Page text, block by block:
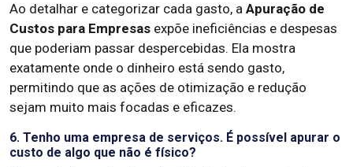
Ao detalhar e categorizar cada gasto, a Apuração de
Custos para Empresas expõe ineficiências e despesas
que poderiam passar despercebidas. Ela mostra
exatamente onde o dinheiro está sendo gasto,
permitindo que as ações de otimização e redução
sejam muito mais focadas e eficazes.
6. Tenho uma empresa de serviços. É possível apurar o
custo de algo que não é físico?